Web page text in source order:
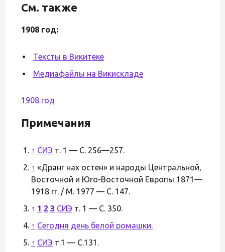
См. также
1908 год:
Тексты в Викитеке
Медиафайлы на Викискладе
1908 год
Примечания
↑ СИЭ т. 1 — С. 256—257.
↑ «Дранг нах остен» и народы Центральной,
Восточной и Юго-Восточной Европы 1871—
1918 гг. / М. 1977 — С. 147.
↑ 1 2 3 СИЭ т. 1 — С. 350.
↑ Сегодня день белой ромашки.
↑ СИЭ т.1 — С.131.